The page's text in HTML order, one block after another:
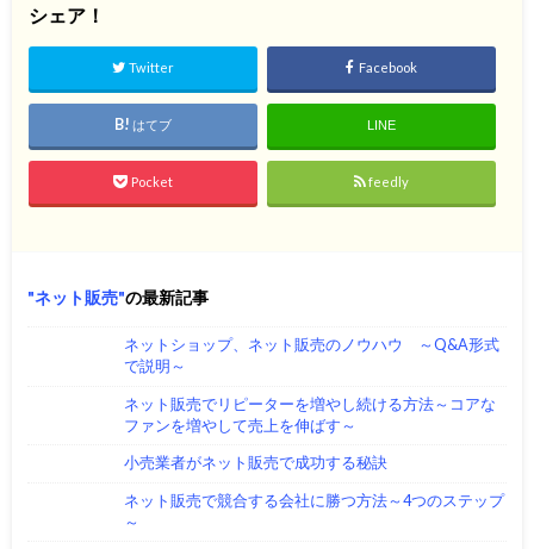
シェア！
Twitter Facebook
はてブ LINE
Pocket feedly
ネット販売 の最新記事
ネットショップ、ネット販売のノウハウ ～Q&A形式
で説明～
ネット販売でリピーターを増やし続ける方法～コアな
ファンを増やして売上を伸ばす～
小売業者がネット販売で成功する秘訣
ネット販売で競合する会社に勝つ方法～4つのステップ
～